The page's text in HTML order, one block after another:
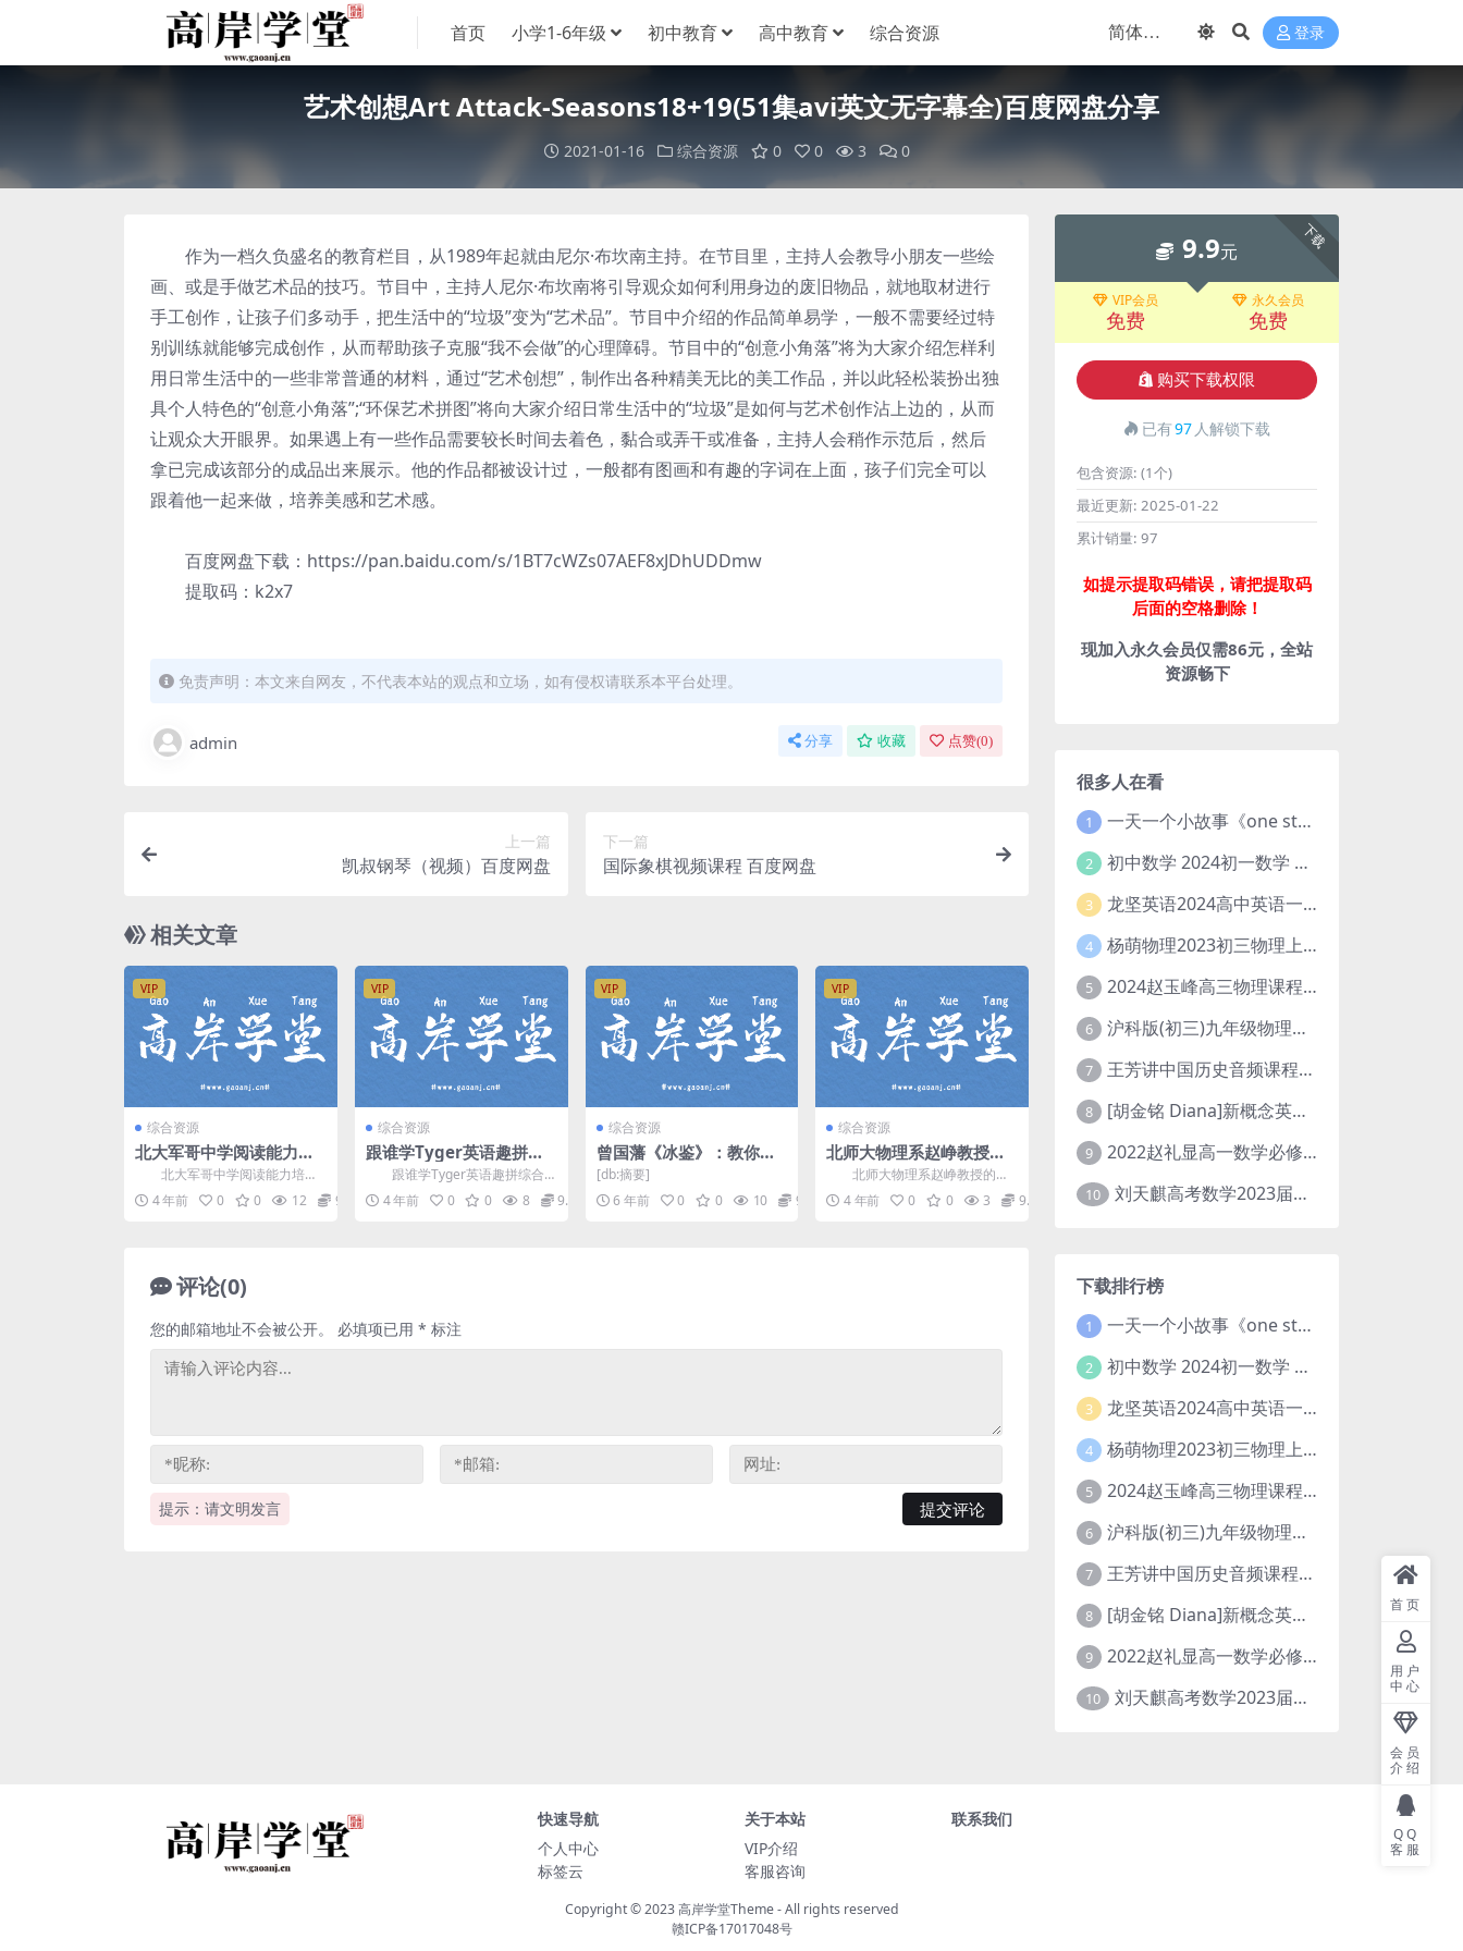
首页 小学1-6年级 初中教育 高中教育 综合资源 登录
艺术创想Art Attack-Seasons18+19(51集avi英文无字幕全)百度网盘分享
2021-01-16 综合资源 0 0 3 0
作为一档久负盛名的教育栏目，从1989年起就由尼尔·布坎南主持。在节目里，主持人会教导小朋友一些绘
画、或是手做艺术品的技巧。节目中，主持人尼尔·布坎南将引导观众如何利用身边的废旧物品，就地取材进行
手工创作，让孩子们多动手，把生活中的“垃圾”变为“艺术品”。节目中介绍的作品简单易学，一般不需要经过特
别训练就能够完成创作，从而帮助孩子克服“我不会做”的心理障碍。节目中的“创意小角落”将为大家介绍怎样利
用日常生活中的一些非常普通的材料，通过“艺术创想”，制作出各种精美无比的美工作品，并以此轻松装扮出独
具个人特色的“创意小角落”;“环保艺术拼图”将向大家介绍日常生活中的“垃圾”是如何与艺术创作沾上边的，从而
让观众大开眼界。如果遇上有一些作品需要较长时间去着色，黏合或弄干或准备，主持人会稍作示范后，然后
拿已完成该部分的成品出来展示。他的作品都被设计过，一般都有图画和有趣的字词在上面，孩子们完全可以
跟着他一起来做，培养美感和艺术感。
百度网盘下载：https://pan.baidu.com/s/1BT7cWZs07AEF8xJDhUDDmw
提取码：k2x7
免责声明：本文来自网友，不代表本站的观点和立场，如有侵权请联系本平台处理。
admin 分享 收藏 点赞(0)
上一篇
凯叔钢琴（视频）百度网盘
下一篇
国际象棋视频课程 百度网盘
相关文章
VIP
综合资源
北大军哥中学阅读能力培
养 百度网盘分享
北大军哥中学阅读能力培
养，百度网盘分享家长陪伴学习
阅读课程0.99G高清视频...
4 年前 0 0 12 9.9
VIP
综合资源
跟谁学Tyger英语趣拼综
合课（完结）网盘分享
跟谁学Tyger英语趣拼综合
课，完结版网盘分享英语课程10.
0G高清视频。 ...
4 年前 0 0 8 9.9
VIP
综合资源
曾国藩《冰鉴》：教你看
脸识人心（完结）音频格
式 百度网盘
[db:摘要]
6 年前
0 0 10 9.9
VIP
综合资源
北师大物理系赵峥教授的
宇宙学16讲 网盘分享
北师大物理系赵峥教授的宇
宙学16讲，网盘分享物理宇宙学
课程3.81G超清视频...
4 年前 0 0 3 9.9
评论(0)
提示：请文明发言
您的邮箱地址不会被公开。 必填项已用 * 标注
下载
9.9元
VIP会员
免费
永久会员
免费
购买下载权限
已有97 人解锁下载
包含资源: (1个)
最近更新: 2025-01-22
累计销量: 97
如提示提取码错误，请把提取码
后面的空格删除！
现加入永久会员仅需86元，全站
资源畅下
很多人在看
1 一天一个小故事《one story a day》初中版 百度网盘分享下载
2 初中数学 2024初一数学 朱韬数学 S班春季下 A+班春季下 百度云网盘
3 龙坚英语2024高中英语一轮系统班(全国卷+北京卷)
4 杨萌物理2023初三物理上秋季A+班(视频+讲义) 百度网盘分享
5 2024赵玉峰高三物理课程24年高考物理一轮复习网课教程
6 沪科版(初三)九年级物理全一册网课教学视频全集(录播版 杜春雨 66讲)
7 王芳讲中国历史音频课程全集(上下五千年)
8 [胡金铭 Diana]新概念英语第1册教学视频课程(全集 百度网盘下载)
9 2022赵礼显高一数学必修一课程视频资源(秋季班 含讲义)百度网盘云
10 刘天麒高考数学2023届一轮暑假班直播课合集(A和A+)
下载排行榜
1 一天一个小故事《one story a day》初中版 百度网盘分享下载
2 初中数学 2024初一数学 朱韬数学 S班春季下 A+班春季下 百度云网盘
3 龙坚英语2024高中英语一轮系统班(全国卷+北京卷)
4 杨萌物理2023初三物理上秋季A+班(视频+讲义) 百度网盘分享
5 2024赵玉峰高三物理课程24年高考物理一轮复习网课教程
6 沪科版(初三)九年级物理全一册网课教学视频全集(录播版 杜春雨 66讲)
7 王芳讲中国历史音频课程全集(上下五千年)
8 [胡金铭 Diana]新概念英语第1册教学视频课程(全集 百度网盘下载)
9 2022赵礼显高一数学必修一课程视频资源(秋季班 含讲义)百度网盘云
10 刘天麒高考数学2023届一轮暑假班直播课合集(A和A+)
快速导航
个人中心
标签云
关于本站
VIP介绍
客服咨询
联系我们
Copyright © 2023高岸学堂Theme- All rights reserved
赣ICP备17017048号
首页
用户
中心
会员
介绍
QQ
客服